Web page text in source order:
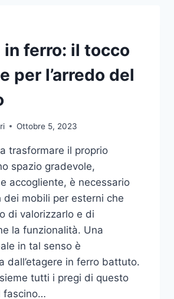
in ferro: il tocco
per l’arredo del
Ottobre 5, 2023
trasformare il proprio
spazio gradevole,
accogliente, è necessario
dei mobili per esterni che
di valorizzarlo e di
la funzionalità. Una
in tal senso è
dall’etagere in ferro battuto.
tutti i pregi di questo
fascino…